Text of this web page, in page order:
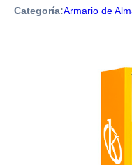
Categoría:Armario de